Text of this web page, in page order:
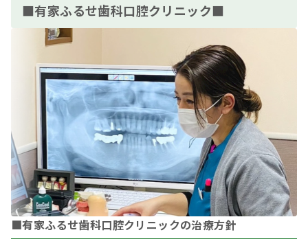
■有家ふるせ歯科口腔クリニック■
■有家ふるせ歯科口腔クリニックの治療方針